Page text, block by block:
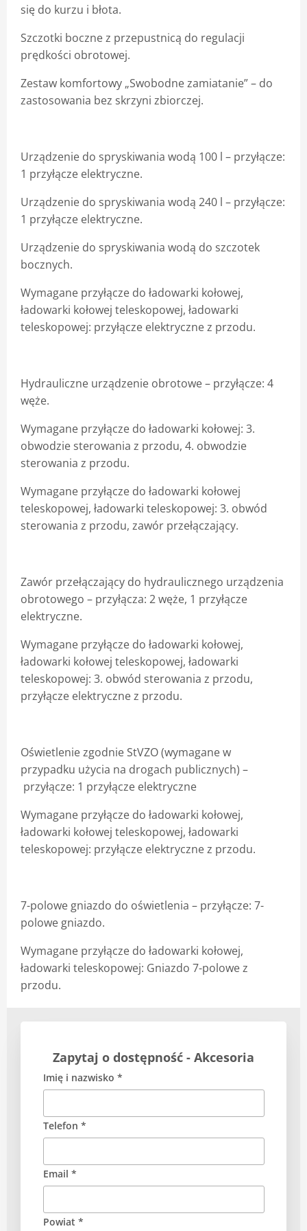
się do kurzu i błota.
Szczotki boczne z przepustnicą do regulacji
prędkości obrotowej.
Zestaw komfortowy „Swobodne zamiatanie”– do
zastosowania bez skrzyni zbiorczej.
Urządzenie do spryskiwania wodą 100 l – przyłącze:
1 przyłącze elektryczne.
Urządzenie do spryskiwania wodą 240 l – przyłącze:
1 przyłącze elektryczne.
Urządzenie do spryskiwania wodą do szczotek
bocznych.
Wymagane przyłącze do ładowarki kołowej,
ładowarki kołowej teleskopowej, ładowarki
teleskopowej: przyłącze elektryczne z przodu.
Hydrauliczne urządzenie obrotowe– przyłącze: 4
węże.
Wymagane przyłącze do ładowarki kołowej: 3.
obwodzie sterowania z przodu, 4. obwodzie
sterowania z przodu.
Wymagane przyłącze do ładowarki kołowej
teleskopowej, ładowarki teleskopowej: 3. obwód
sterowania z przodu, zawór przełączający.
Zawór przełączający do hydraulicznego urządzenia
obrotowego – przyłącza: 2 węże, 1 przyłącze
elektryczne.
Wymagane przyłącze do ładowarki kołowej,
ładowarki kołowej teleskopowej, ładowarki
teleskopowej: 3. obwód sterowania z przodu,
przyłącze elektryczne z przodu.
Oświetlenie zgodnie StVZO (wymagane w
przypadku użycia na drogach publicznych) –
przyłącze: 1 przyłącze elektryczne
Wymagane przyłącze do ładowarki kołowej,
ładowarki kołowej teleskopowej, ładowarki
teleskopowej: przyłącze elektryczne z przodu.
7-polowe gniazdo do oświetlenia – przyłącze: 7-
polowe gniazdo.
Wymagane przyłącze do ładowarki kołowej,
ładowarki teleskopowej: Gniazdo 7-polowe z
przodu.
Zapytaj o dostępność - Akcesoria
Imię i nazwisko *
Telefon *
Email *
Powiat *